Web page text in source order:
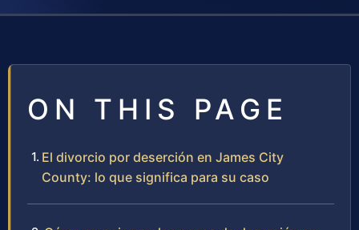
ON THIS PAGE
El divorcio por deserción en James City
County: lo que significa para su caso